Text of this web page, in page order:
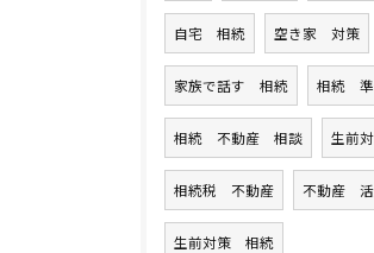
自宅 相続 空き家 対策
家族で話す 相続 相続
相続 不動産 相談 生前
相続税 不動産 不動産
生前対策 相続